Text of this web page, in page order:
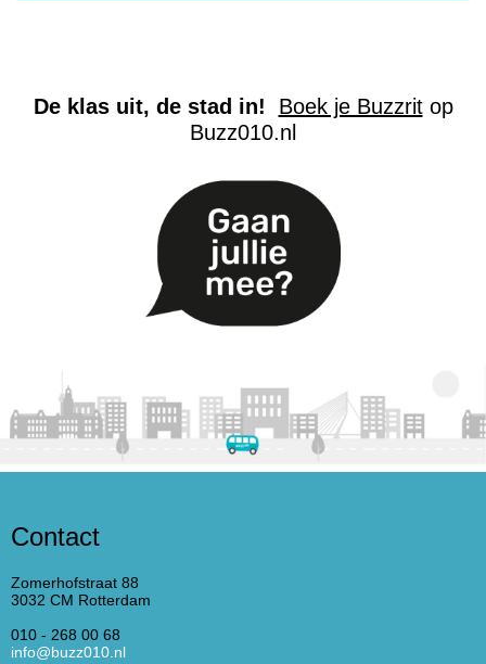
De klas uit, de stad in! Boek je Buzzritop
Buzz010.nl
Contact
Zomerhofstraat 88
3032 CM Rotterdam
010 - 268 00 68
info@buzz010.nl